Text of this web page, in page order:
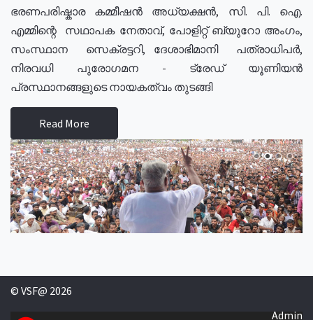
ഭരണപരിഷ്കാര കമ്മീഷൻ അധ്യക്ഷൻ, സി. പി. ഐ.
എമ്മിന്റെ സഥാപക നേതാവ്, പോളിറ്റ് ബ്യുറോ അംഗം,
സംസ്ഥാന സെക്രട്ടറി, ദേശാഭിമാനി പത്രാധിപർ,
നിരവധി പുരോഗമന - ട്രേഡ് യൂണിയൻ
പ്രസ്ഥാനങ്ങളുടെ നായകത്വം തുടങ്ങി
Read More
© VSF@ 2026
Admin